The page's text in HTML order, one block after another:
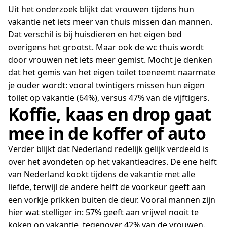
Uit het onderzoek blijkt dat vrouwen tijdens hun
vakantie net iets meer van thuis missen dan mannen.
Dat verschil is bij huisdieren en het eigen bed
overigens het grootst. Maar ook de wc thuis wordt
door vrouwen net iets meer gemist. Mocht je denken
dat het gemis van het eigen toilet toeneemt naarmate
je ouder wordt: vooral twintigers missen hun eigen
toilet op vakantie (64%), versus 47% van de vijftigers.
Koffie, kaas en drop gaat
mee in de koffer of auto
Verder blijkt dat Nederland redelijk gelijk verdeeld is
over het avondeten op het vakantieadres. De ene helft
van Nederland kookt tijdens de vakantie met alle
liefde, terwijl de andere helft de voorkeur geeft aan
een vorkje prikken buiten de deur. Vooral mannen zijn
hier wat stelliger in: 57% geeft aan vrijwel nooit te